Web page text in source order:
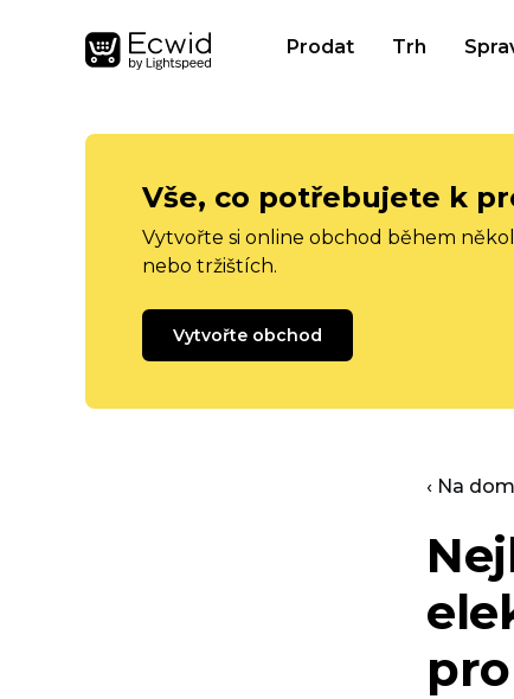
Prodat Trh
Vše, co potřebujete k
Vytvořte si online obchod během
nebo tržištích.
Vytvořte obchod
‹ Na